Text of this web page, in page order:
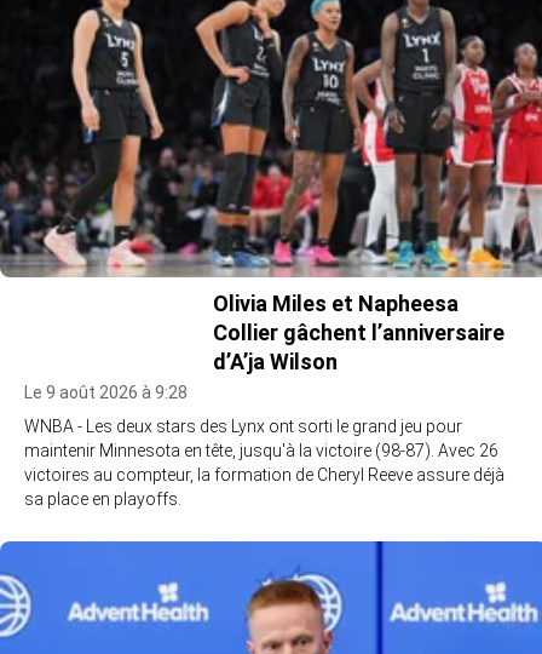
Olivia Miles et Napheesa
Collier gâchent l’anniversaire
d’A’ja Wilson
Le 9 août 2026 à 9:28
WNBA - Les deux stars des Lynx ont sorti le grand jeu pour
maintenir Minnesota en tête, jusqu'à la victoire (98-87). Avec 26
victoires au compteur, la formation de Cheryl Reeve assure déjà
sa place en playoffs.